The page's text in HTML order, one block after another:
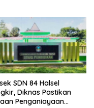
SDN 84 Halsel
Diknas Pastikan
Penganiayaan